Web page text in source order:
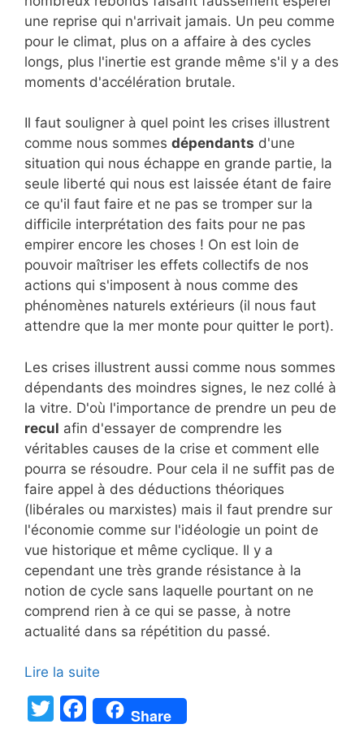
une reprise qui n'arrivait jamais. Un peu comme
pour le climat, plus on a affaire à des cycles
longs, plus l'inertie est grande même s'il y a des
moments d'accélération brutale.
Il faut souligner à quel point les crises illustrent
comme nous sommes dépendants d'une
situation qui nous échappe en grande partie, la
seule liberté qui nous est laissée étant de faire
ce qu'il faut faire et ne pas se tromper sur la
difficile interprétation des faits pour ne pas
empirer encore les choses ! On est loin de
pouvoir maîtriser les effets collectifs de nos
actions qui s'imposent à nous comme des
phénomènes naturels extérieurs (il nous faut
attendre que la mer monte pour quitter le port).
Les crises illustrent aussi comme nous sommes
dépendants des moindres signes, le nez collé à
la vitre. D'où l'importance de prendre un peu de
recul afin d'essayer de comprendre les
véritables causes de la crise et comment elle
pourra se résoudre. Pour cela il ne suffit pas de
faire appel à des déductions théoriques
(libérales ou marxistes) mais il faut prendre sur
l'économie comme sur l'idéologie un point de
vue historique et même cyclique. Il y a
cependant une très grande résistance à la
notion de cycle sans laquelle pourtant on ne
comprend rien à ce qui se passe, à notre
actualité dans sa répétition du passé.
Lire la suite
T
F
a
Share